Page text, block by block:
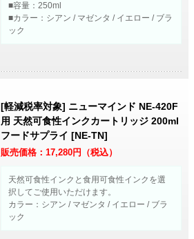
■容量：250ml
■カラー：シアン / マゼンタ / イエロー / ブラ
ック
[軽減税率対象] ニューマインド NE-420F
用 天然可食性インクカートリッジ 200ml
フードサプライ [NE-TN]
販売価格：17,280円（税込）
天然可食性インクと食用可食性インクを選
択してご使用いただけます。
カラー：シアン / マゼンタ / イエロー / ブラ
ック